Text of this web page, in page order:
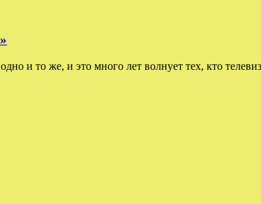
и то же, и это много лет волнует тех, кто